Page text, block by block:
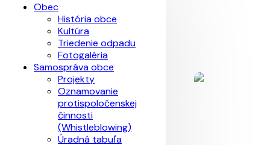
Obec
História obce
Kultúra
Triedenie odpadu
Fotogaléria
Samospráva obce
Projekty
Oznamovanie
protispoločenskej
činnosti
(Whistleblowing)
Úradná tabuľa